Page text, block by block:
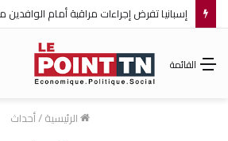
إسبانيا تفرض إجراءات مراقبة أمام الوافدين من
القائمة
الرئيسية/أحداث